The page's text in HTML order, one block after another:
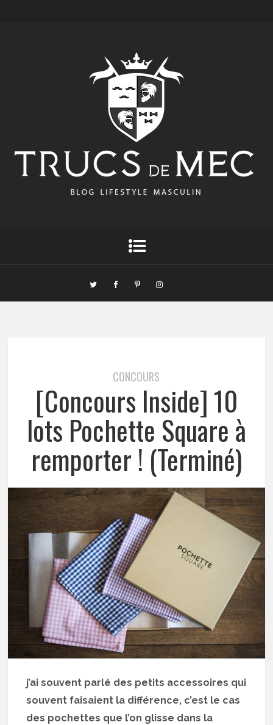
CONCOURS
[Concours Inside] 10
lots Pochette Square à
remporter ! (Terminé)
j’ai souvent parlé des petits accessoires qui
souvent faisaient la différence, c’est le cas
des pochettes que l’on glisse dans la